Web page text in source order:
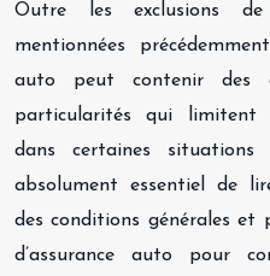
Outre les exclusions
mentionnées
auto peut contenir des
particularités qui limitent
dans certaines
absolument essentiel de
des conditions générales
d’assurance auto pour